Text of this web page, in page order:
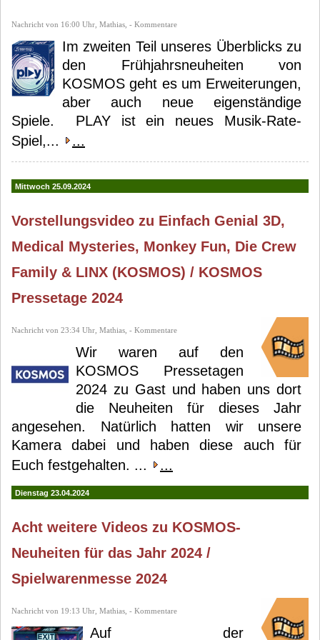
Nachricht von 16:00 Uhr, Mathias, - Kommentare
Im zweiten Teil unseres Überblicks zu
den Frühjahrsneuheiten von
KOSMOS geht es um Erweiterungen,
aber auch neue eigenständige
Spiele. PLAY ist ein neues Musik-Rate-
Spiel,...
...
Mittwoch 25.09.2024
Vorstellungsvideo zu Einfach Genial 3D,
Medical Mysteries, Monkey Fun, Die Crew
Family & LINX (KOSMOS) / KOSMOS
Pressetage 2024
Nachricht von 23:34 Uhr, Mathias, - Kommentare
Wir waren auf den
KOSMOS Pressetagen
2024 zu Gast und haben uns dort
die Neuheiten für dieses Jahr
angesehen. Natürlich hatten wir unsere
Kamera dabei und haben diese auch für
Euch festgehalten. ...
...
Dienstag 23.04.2024
Acht weitere Videos zu KOSMOS-
Neuheiten für das Jahr 2024 /
Spielwarenmesse 2024
Nachricht von 19:13 Uhr, Mathias, - Kommentare
Auf der